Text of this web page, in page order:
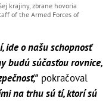
krajiny, zbrane hovoria
of the Armed Forces of
ide o našu schopnosť
budú súčasťou rovnice,
pokračoval
na trhu sú tí, ktorí sú